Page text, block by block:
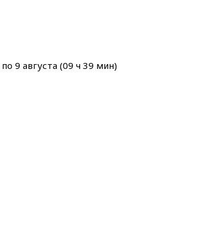
9 августа (09 ч39 мин)